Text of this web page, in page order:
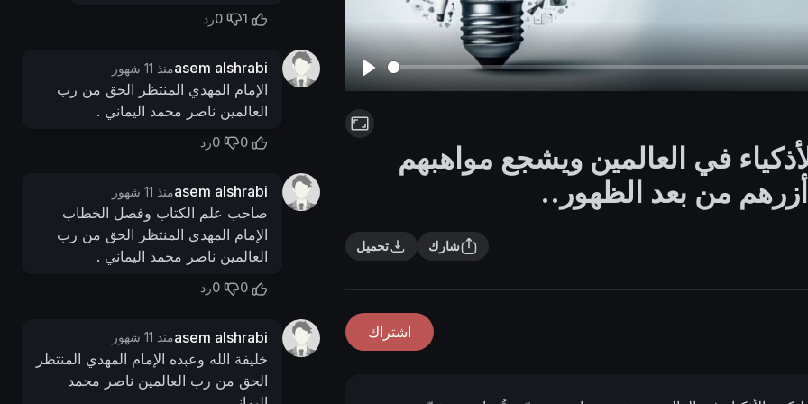
P
l
a
في العالمين ويشجع مواهبهم
من بعد الظهور..
شارك تحميل
اشتراك
1
0رد
asem alshrabiمنذ 11 شهور
الإمام المهدي المنتظر الحق من رب
العالمين ناصر محمد اليماني .
0
0رد
asem alshrabiمنذ 11 شهور
صاحب علم الكتاب وفصل الخطاب
الإمام المهدي المنتظر الحق من رب
العالمين ناصر محمد اليماني .
0
0رد
asem alshrabiمنذ 11 شهور
خليفة الله وعبده الإمام المهدي المنتظر
الحق من رب العالمين ناصر محمد